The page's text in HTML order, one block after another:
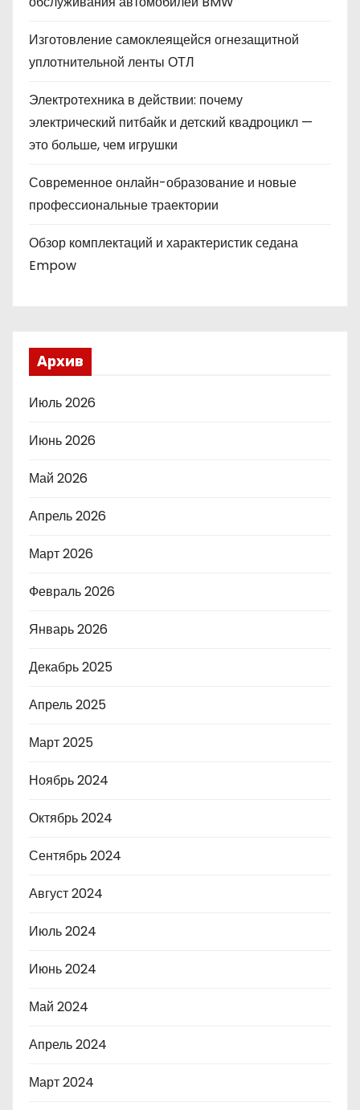
Изготовление самоклеящейся огнезащитной
уплотнительной ленты ОТЛ
Электротехника в действии: почему
электрический питбайк и детский квадроцикл —
это больше, чем игрушки
Современное онлайн-образование и новые
профессиональные траектории
Обзор комплектаций и характеристик седана
Empow
Архив
Июль 2026
Июнь 2026
Май 2026
Апрель 2026
Март 2026
Февраль 2026
Январь 2026
Декабрь 2025
Апрель 2025
Март 2025
Ноябрь 2024
Октябрь 2024
Сентябрь 2024
Август 2024
Июль 2024
Июнь 2024
Май 2024
Апрель 2024
Март 2024